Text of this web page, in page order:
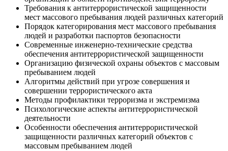
Требования к антитеррористической защищенности
мест массового пребывания людей различных категорий
Порядок категорирования мест массового пребывания
людей и разработки паспортов безопасности
Современные инженерно-технические средства
обеспечения антитеррористической защищенности
Организацию физической охраны объектов с массовым
пребыванием людей
Алгоритмы действий при угрозе совершения и
совершении террористического акта
Методы профилактики терроризма и экстремизма
Психологические аспекты антитеррористической
деятельности
Особенности обеспечения антитеррористической
защищенности различных категорий объектов с
массовым пребыванием людей